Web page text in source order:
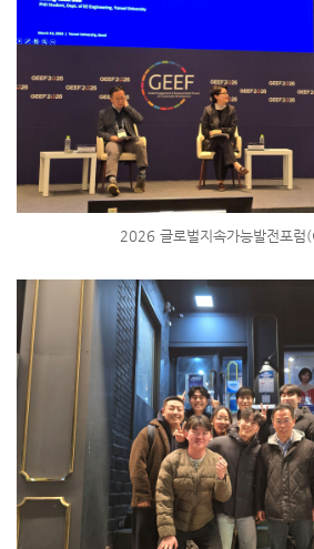
2026 글로벌지속가능발전포럼